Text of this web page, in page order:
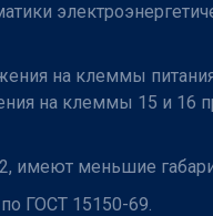
на клеммы
на клеммы 15 и 16
имеют меньшие
ГОСТ 15150-69.